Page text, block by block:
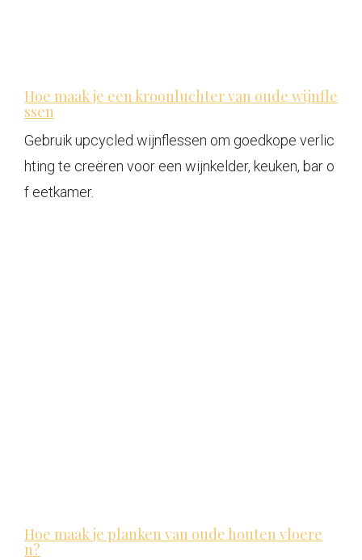
Hoe maak je een kroonluchter van oude wijnfle
ssen
Gebruik upcycled wijnflessen om goedkope verlic
hting te creëren voor een wijnkelder, keuken, bar o
f eetkamer.
Hoe maak je planken van oude houten vloere
n?